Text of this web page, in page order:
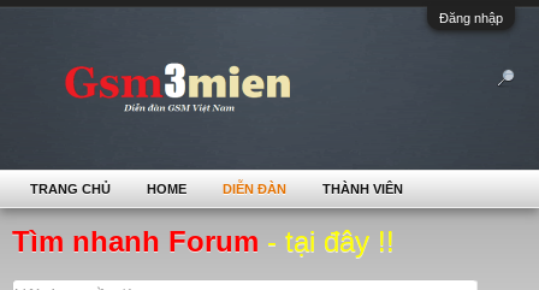
Đăng nhập
Tìm nhanh Forum - tại đây !!
TRANG CHỦ HOME DIỄN ĐÀN THÀNH VIÊN